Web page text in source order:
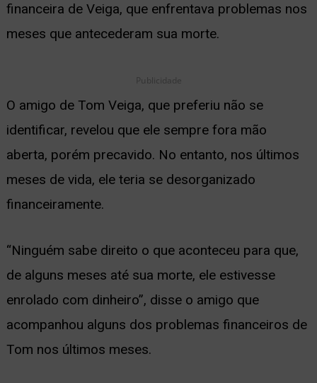
financeira de Veiga, que enfrentava problemas nos
meses que antecederam sua morte.
Publicidade
O amigo de Tom Veiga, que preferiu não se
identificar, revelou que ele sempre fora mão
aberta, porém precavido. No entanto, nos últimos
meses de vida, ele teria se desorganizado
financeiramente.
“Ninguém sabe direito o que aconteceu para que,
de alguns meses até sua morte, ele estivesse
enrolado com dinheiro”, disse o amigo que
acompanhou alguns dos problemas financeiros de
Tom nos últimos meses.